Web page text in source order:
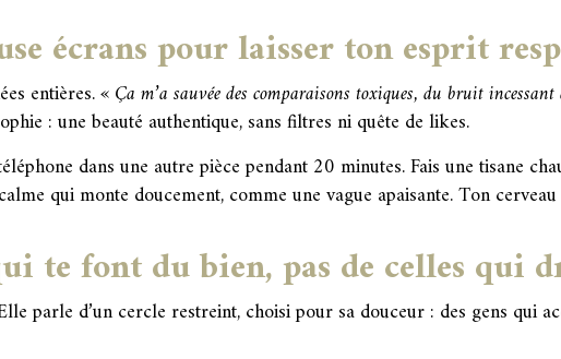
écrans pour laisser ton esprit
entières.« Ça m’a sauvée des comparaisons toxiques, du bruit
: une beauté authentique, sans filtres ni quête de likes.
dans une autre pièce pendant 20 minutes. Fais une tisane
qui monte doucement, comme une vague apaisante. Ton
te font du bien, pas de celles qui
parle d’un cercle restreint, choisi pour sa douceur : des gens qui